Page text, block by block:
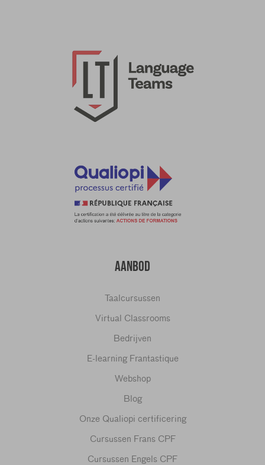
AANBOD
Taalcursussen
Virtual Classrooms
Bedrijven
E-learning Frantastique
Webshop
Blog
Onze Qualiopi certificering
Cursussen Frans CPF
Cursussen Engels CPF